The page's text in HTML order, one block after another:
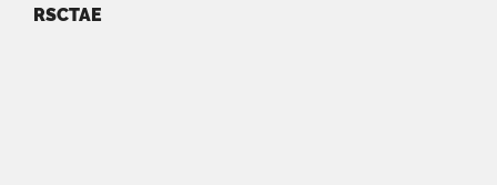
RSCTAE